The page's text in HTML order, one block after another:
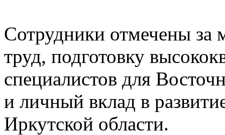
Сотрудники отмечены за
труд, подготовку
специалистов для
и личный вклад в
Иркутской области.